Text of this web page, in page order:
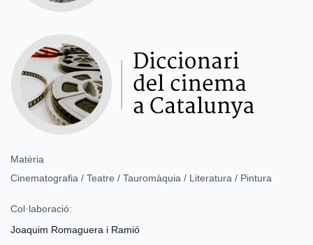
Matèria
Cinematografia / Teatre / Tauromàquia / Literatura / Pintura
Col·laboració:
Joaquim Romaguera i Ramió